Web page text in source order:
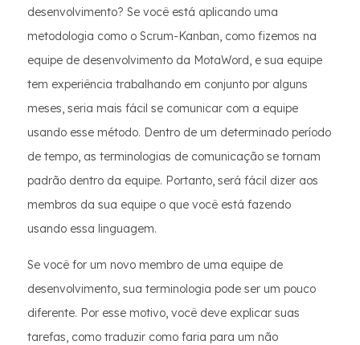
desenvolvimento? Se você está aplicando uma
metodologia como o Scrum-Kanban, como fizemos na
equipe de desenvolvimento da MotaWord, e sua equipe
tem experiência trabalhando em conjunto por alguns
meses, seria mais fácil se comunicar com a equipe
usando esse método. Dentro de um determinado período
de tempo, as terminologias de comunicação se tornam
padrão dentro da equipe. Portanto, será fácil dizer aos
membros da sua equipe o que você está fazendo
usando essa linguagem.
Se você for um novo membro de uma equipe de
desenvolvimento, sua terminologia pode ser um pouco
diferente. Por esse motivo, você deve explicar suas
tarefas, como traduzir como faria para um não